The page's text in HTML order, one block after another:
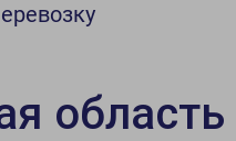
область